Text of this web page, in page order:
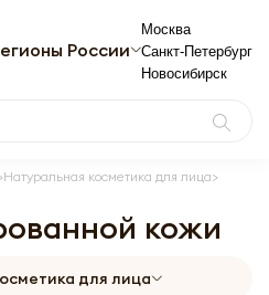
России
Москва
Санкт-Петербург
Новосибирск
Натуральная косметика для лица
кожи
для лица